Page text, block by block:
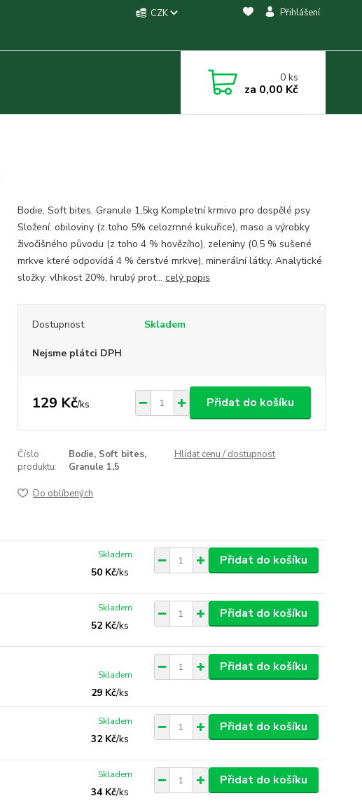
CZK Přihlášení
0ks
za 0,00 Kč
Bodie, Soft bites, Granule 1,5kg Kompletní krmivo pro dospělé psy
Složení: obiloviny (z toho 5% celozrnné kukuřice), maso a výrobky
živočišného původu (z toho 4 % hovězího), zeleniny (0,5 % sušené
mrkve které odpovídá 4 % čerstvé mrkve), minerální látky. Analytické
složky: vlhkost 20%, hrubý prot... celý popis
Dostupnost Skladem
Nejsme plátci DPH
129 Kč/ks Přidat do košíku
Číslo
produktu:
Bodie, Soft bites,
Granule 1,5
Hlídat cenu / dostupnost
Do oblíbených
50 Kč/ks
Skladem Přidat do košíku
52 Kč/ks
Skladem Přidat do košíku
29 Kč/ks
Skladem
Přidat do košíku
32 Kč/ks
Skladem Přidat do košíku
34 Kč/ks
Skladem Přidat do košíku